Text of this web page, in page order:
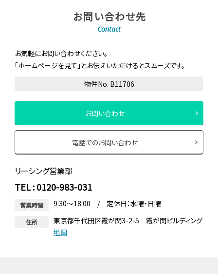
お問い合わせ先
Contact
お気軽にお問い合わせください。
「ホームページを見て」とお伝えいただけるとスムーズです。
物件No. B11706
お問い合わせ
電話でのお問い合わせ
リーシング営業部
TEL : 0120-983-031
営業時間 9:30～18:00 / 定休日：水曜・日曜
住所
東京都千代田区霞が関3-2-5 霞が関ビルディング
地図